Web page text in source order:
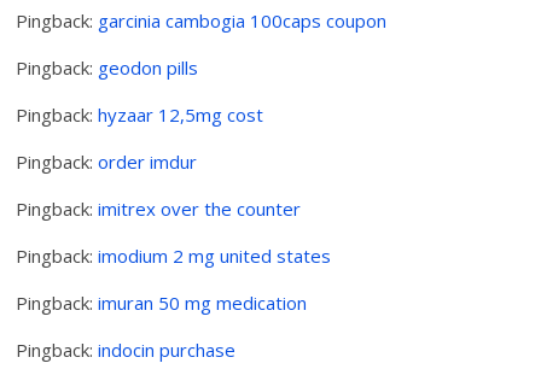
Pingback: garcinia cambogia 100caps coupon
Pingback: geodon pills
Pingback:hyzaar 12,5mg cost
Pingback:order imdur
Pingback:imitrex over the counter
Pingback:imodium 2 mg united states
Pingback:imuran 50 mg medication
Pingback:indocin purchase